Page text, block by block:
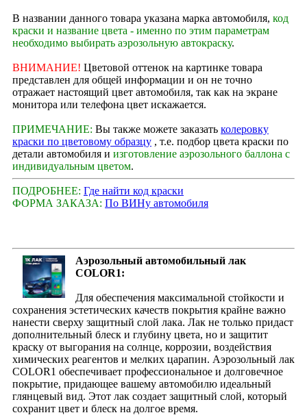
В названии данного товара указана марка автомобиля, код
краски и название цвета - именно по этим параметрам
необходимо выбирать аэрозольную автокраску.
ВНИМАНИЕ! Цветовой оттенок на картинке товара
представлен для общей информации и он не точно
отражает настоящий цвет автомобиля, так как на экране
монитора или телефона цвет искажается.
ПРИМЕЧАНИЕ: Вы также можете заказать колеровку
краски по цветовому образцу , т.е. подбор цвета краски по
детали автомобиля и изготовление аэрозольного баллона с
индивидуальным цветом.
ПОДРОБНЕЕ: Где найти код краски
ФОРМА ЗАКАЗА: По ВИНу автомобиля
Аэрозольный автомобильный лак
COLOR1:
Для обеспечения максимальной стойкости и
сохранения эстетических качеств покрытия крайне важно
нанести сверху защитный слой лака. Лак не только придаст
дополнительный блеск и глубину цвета, но и защитит
краску от выгорания на солнце, коррозии, воздействия
химических реагентов и мелких царапин. Аэрозольный лак
COLOR1 обеспечивает профессиональное и долговечное
покрытие, придающее вашему автомобилю идеальный
глянцевый вид. Этот лак создает защитный слой, который
сохранит цвет и блеск на долгое время.